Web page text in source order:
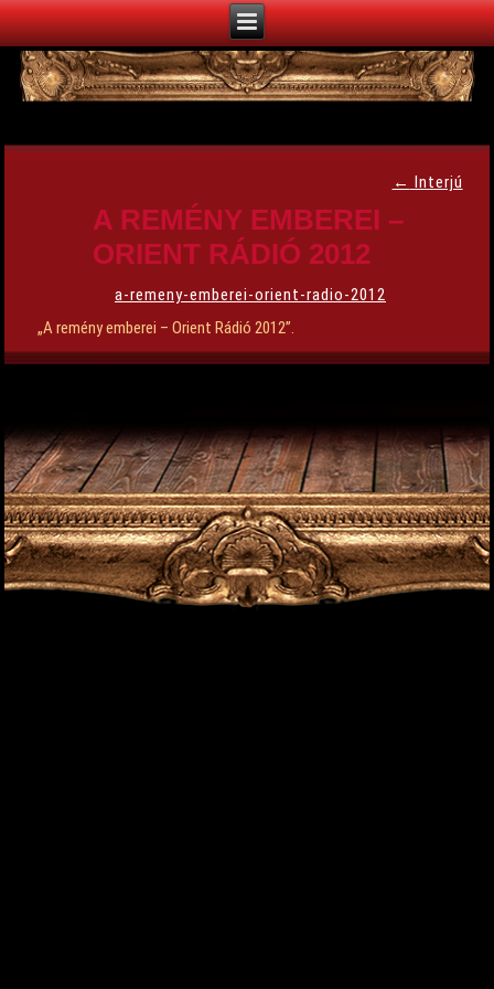
← Interjú
A REMÉNY EMBEREI –
ORIENT RÁDIÓ 2012
a-remeny-emberei-orient-radio-2012
„A remény emberei – Orient Rádió 2012”.